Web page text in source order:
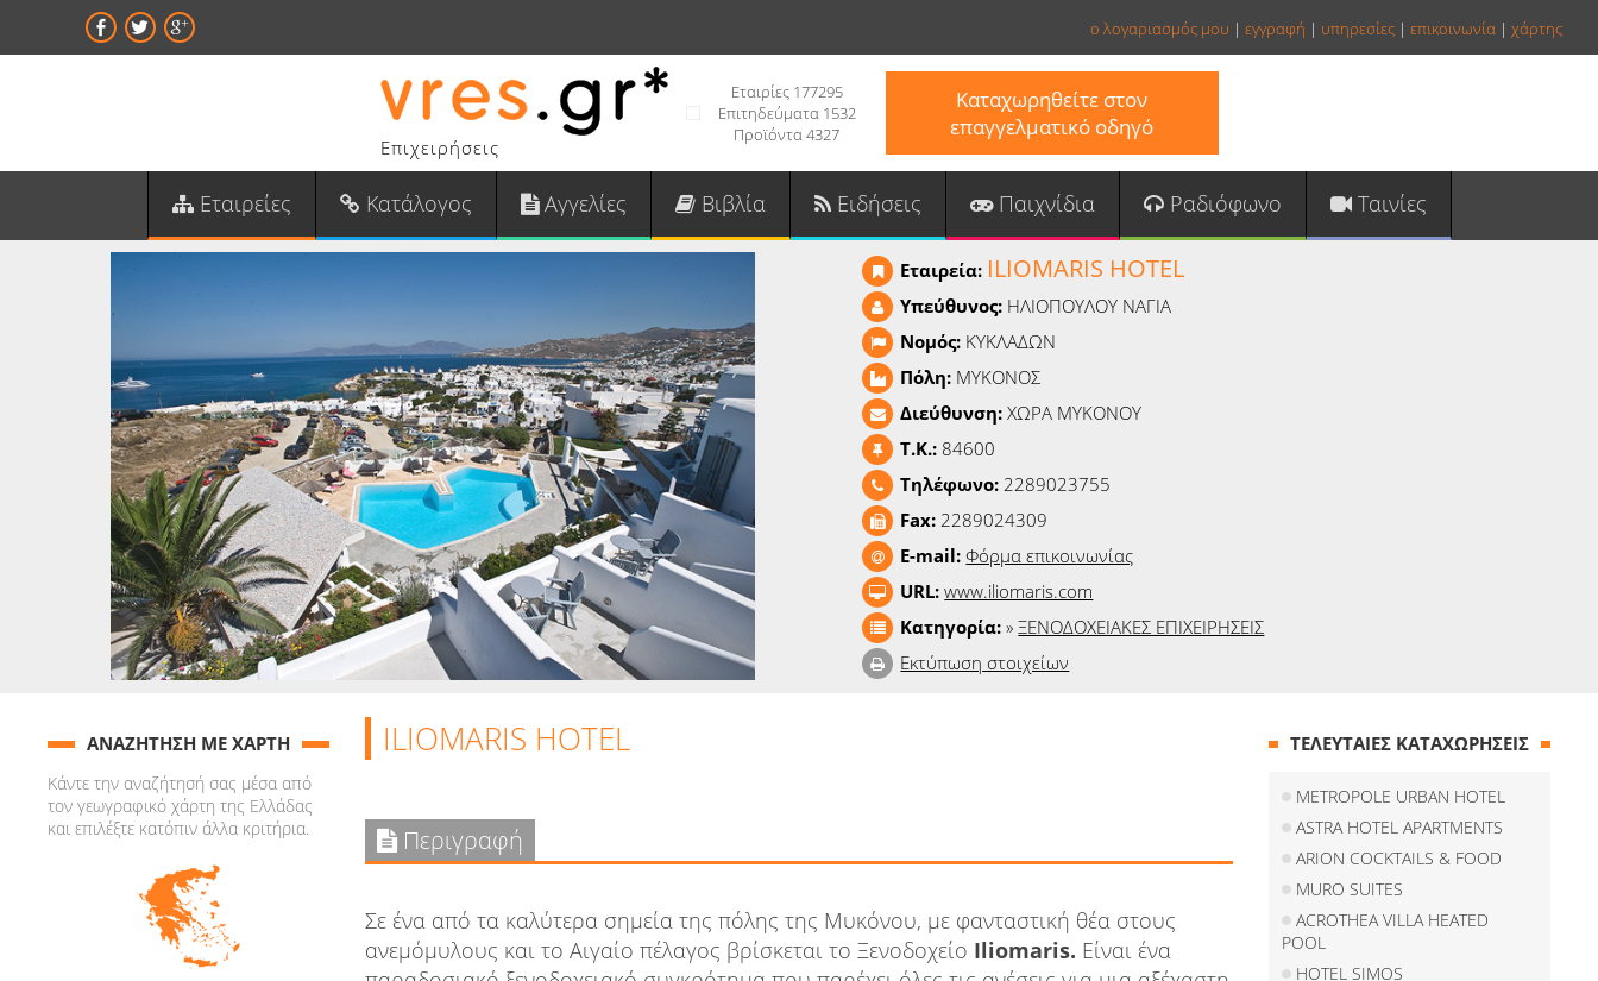
ο λογαριασμός μου | εγγραφή | υπηρεσίες | επικοινωνία | χάρτης
Επιχειρήσεις
Εταιρίες 177295
Επιτηδεύματα 1532
Προϊόντα 4327
Καταχωρηθείτε στον
επαγγελματικό οδηγό
Εταιρείες Κατάλογος Αγγελίες Βιβλία Ειδήσεις Παιχνίδια Ραδιόφωνο Ταινίες
Εταιρεία: ILIOMARIS HOTEL
Υπεύθυνος: ΗΛΙΟΠΟΥΛΟΥ ΝΑΓΙΑ
Νομός: ΚΥΚΛΑΔΩΝ
Πόλη: ΜΥΚΟΝΟΣ
Διεύθυνση:ΧΩΡΑ ΜΥΚΟΝΟΥ
T.K.: 84600
Τηλέφωνο:2289023755
Fax:2289024309
E-mail:Φόρμα επικοινωνίας
URL:www.iliomaris.com
Κατηγορία:»ΞΕΝΟΔΟΧΕΙΑΚΕΣ ΕΠΙΧΕΙΡΗΣΕΙΣ
Εκτύπωση στοιχείων
ILIOMARIS HOTEL
Περιγραφή
Σε ένα από τα καλύτερα σημεία της πόλης της Μυκόνου, με φανταστική θέα στους
ανεμόμυλους και το Αιγαίο πέλαγος βρίσκεται το Ξενοδοχείο Iliomaris. Είναι ένα
ΑΝΑΖΗΤΗΣΗ ΜΕ ΧΑΡΤΗ
Κάντε την αναζήτησή σας μέσα από
τον γεωγραφικό χάρτη της Ελλάδας
και επιλέξτε κατόπιν άλλα κριτήρια.
ΤΕΛΕΥΤΑΙΕΣ ΚΑΤΑΧΩΡΗΣΕΙΣ
METROPOLE URBAN HOTEL
ASTRA HOTEL APARTMENTS
ARION COCKTAILS & FOOD
MURO SUITES
ACROTHEA VILLA HEATED
POOL
HOTEL SIMOS